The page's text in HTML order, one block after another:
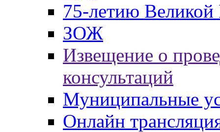
75-летию
ЗОЖ
Извещение о
консультаций
Муниципальные
Онлайн